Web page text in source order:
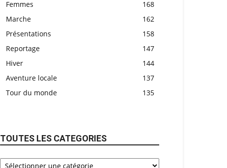
Femmes
168
Marche
162
Présentations
158
Reportage
147
Hiver
144
Aventure locale
137
Tour du monde
135
TOUTES LES CATEGORIES